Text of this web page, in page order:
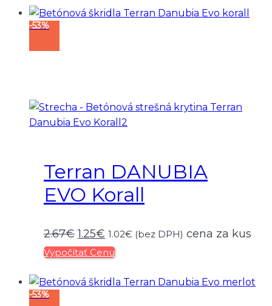
bola: je:
-53%
Terran DANUBIA
EVO Korall
2.67€Pôvodná
cena
bola:
1.25€ Aktuálna
cena
je:
1.02€ (bez DPH) cena za kus
Vypočítať Cenu
-53%